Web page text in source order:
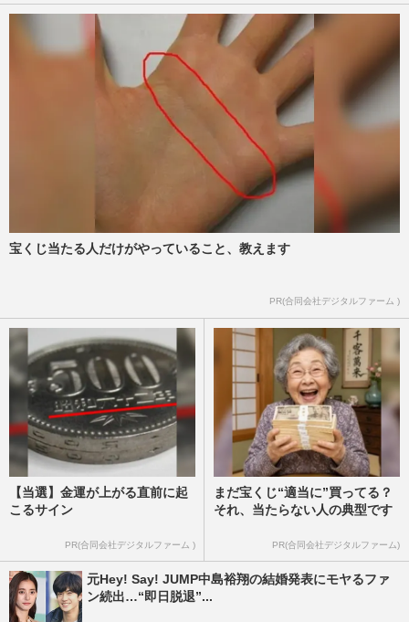
宝くじ当たる人だけがやっていること、教えます
PR(合同会社デジタルファーム )
【当選】金運が上がる直前に起
こるサイン
PR(合同会社デジタルファーム )
まだ宝くじ“適当に”買ってる？
それ、当たらない人の典型です
PR(合同会社デジタルファーム)
元Hey! Say! JUMP中島裕翔の結婚発表にモヤるファ
ン続出…“即日脱退”...